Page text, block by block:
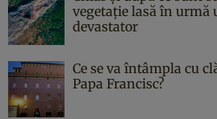
vegetație lasă în urmă
devastator
Ce se va întâmpla cu
Papa Francisc?